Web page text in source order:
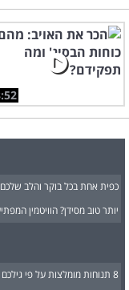
כפית אחת בכל בוקר והלב
יותר טוב מסידן? הוויטמין
8 תנוחות מומלצות על פי גילכם שכדאי לנסות כבר הלילה במיטה